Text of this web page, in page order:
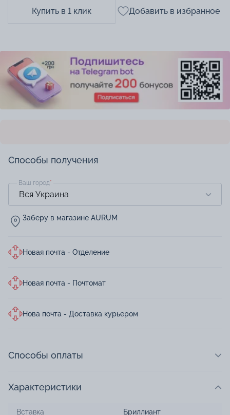
Купить в 1 клик Добавить в избранное
Способы получения
Ваш город*
Заберу в магазине AURUM
Новая почта - Отделение
Новая почта - Почтомат
Нова почта - Доставка курьером
Способы оплаты
Характеристики
Вставка Бриллиант